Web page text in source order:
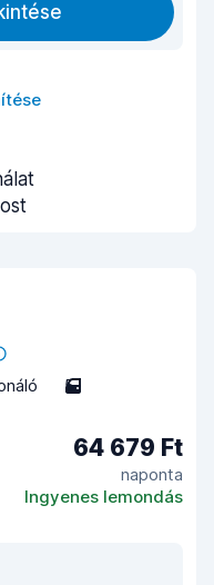
5
64 679 Ft
naponta
Ingyenes lemondás